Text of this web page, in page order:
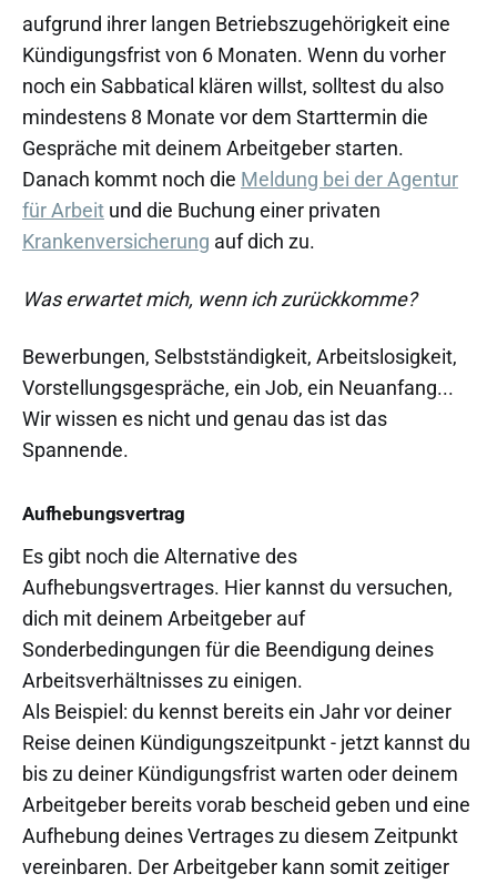
aufgrund ihrer langen Betriebszugehörigkeit eine
Kündigungsfrist von 6 Monaten. Wenn du vorher
noch ein Sabbatical klären willst, solltest du also
mindestens 8 Monate vor dem Starttermin die
Gespräche mit deinem Arbeitgeber starten.
Danach kommt noch die Meldung bei der Agentur
für Arbeit und die Buchung einer privaten
Krankenversicherung auf dich zu.
Was erwartet mich, wenn ich zurückkomme?
Bewerbungen, Selbstständigkeit, Arbeitslosigkeit,
Vorstellungsgespräche, ein Job, ein Neuanfang...
Wir wissen es nicht und genau das ist das
Spannende.
Aufhebungsvertrag
Es gibt noch die Alternative des
Aufhebungsvertrages. Hier kannst du versuchen,
dich mit deinem Arbeitgeber auf
Sonderbedingungen für die Beendigung deines
Arbeitsverhältnisses zu einigen.
Als Beispiel: du kennst bereits ein Jahr vor deiner
Reise deinen Kündigungszeitpunkt - jetzt kannst du
bis zu deiner Kündigungsfrist warten oder deinem
Arbeitgeber bereits vorab bescheid geben und eine
Aufhebung deines Vertrages zu diesem Zeitpunkt
vereinbaren. Der Arbeitgeber kann somit zeitiger